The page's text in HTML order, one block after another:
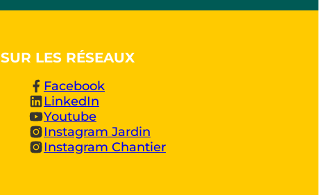
SUR LES RÉSEAUX
Facebook
LinkedIn
Youtube
Instagram Jardin
Instagram Chantier